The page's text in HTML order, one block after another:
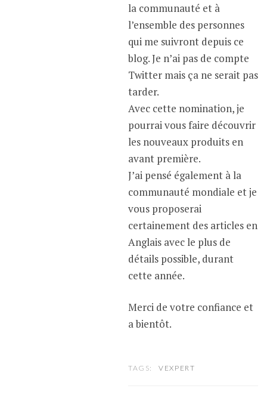
la communauté et à
l’ensemble des personnes
qui me suivront depuis ce
blog. Je n’ai pas de compte
Twitter mais ça ne serait pas
tarder.
Avec cette nomination, je
pourrai vous faire découvrir
les nouveaux produits en
avant première.
J’ai pensé également à la
communauté mondiale et je
vous proposerai
certainement des articles en
Anglais avec le plus de
détails possible, durant
cette année.
Merci de votre confiance et
a bientôt.
TAGS: VEXPERT